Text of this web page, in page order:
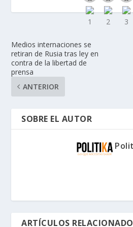
Medios internaciones se
retiran de Rusia tras ley en
contra de la libertad de
prensa
ANTERIOR
SOBRE EL AUTOR
ARTÍCULOS